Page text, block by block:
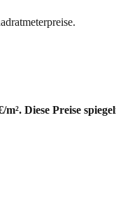
Diese Preise